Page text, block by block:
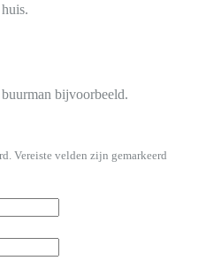
bijvoorbeeld.
Vereiste velden zijn gemarkeerd